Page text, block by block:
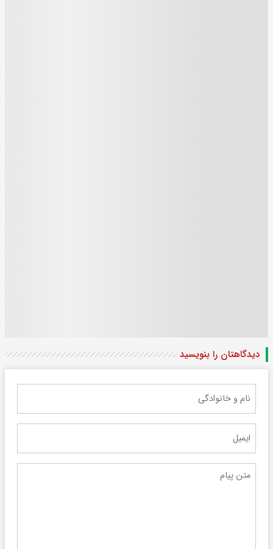
دیدگاهتان را بنویسید